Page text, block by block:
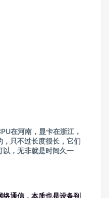
在河南，显卡在浙江，
只不过长度很长，它们
以，无非就是时间久一
通信，本质也是设备到